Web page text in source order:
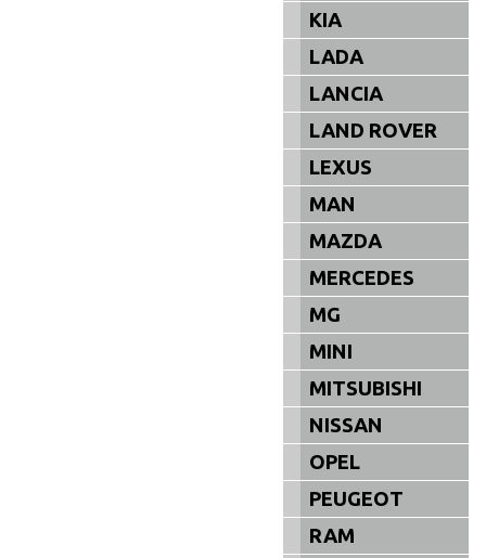
KIA
LADA
LANCIA
LAND ROVER
LEXUS
MAN
MAZDA
MERCEDES
MG
MINI
MITSUBISHI
NISSAN
OPEL
PEUGEOT
RAM